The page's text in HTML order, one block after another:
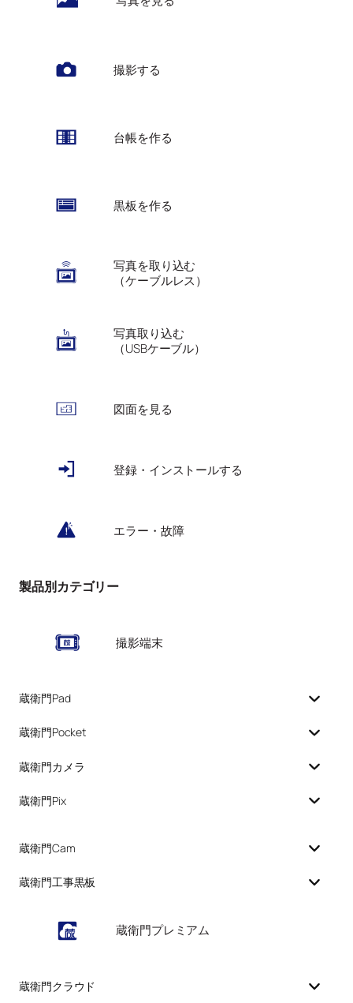
撮影する
台帳を作る
黒板を作る
写真を取り込む
（ケーブルレス）
写真取り込む
（USBケーブル）
図面を見る
登録・インストールする
エラー・故障
製品別カテゴリー
撮影端末
蔵衛門Pad
蔵衛門Pocket
蔵衛門カメラ
蔵衛門Pix
蔵衛門Cam
蔵衛門工事黒板
蔵衛門プレミアム
蔵衛門クラウド